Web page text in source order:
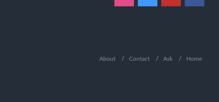
Home
Ask
Contact
About